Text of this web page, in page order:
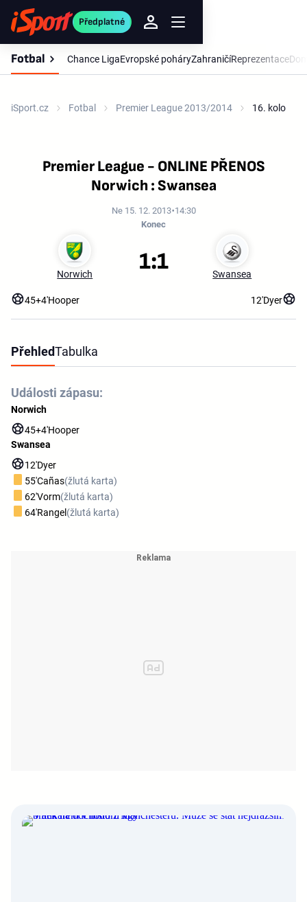
Předplatné
Fotbal Chance LigaEvropské poháryZahraničíReprezentace
iSport.cz Fotbal Premier League 2013/2014 16. kolo
Premier League - ONLINE PŘENOS
Norwich : Swansea
Ne 15. 12. 2013 14:30
Konec
Norwich Swansea
1:1
45+4'Hooper 12'Dyer
PřehledTabulka
Události zápasu:
Norwich
45+4'Hooper
Swansea
12'Dyer
55'Cañas(žlutá karta)
62'Vorm(žlutá karta)
64'Rangel(žlutá karta)